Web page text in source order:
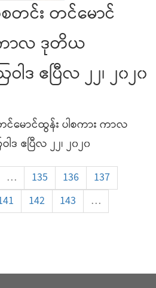
င်း တင်မောင်
ကာလ ဒုတိယ
ဧပြီလ ၂၂၊ ၂၀၂၀
ောင်ထွန်း ပါစကား ကာလ
ဧပြီလ ၂၂၊ ၂၀၂၀
… 135 136
137
142 143
…